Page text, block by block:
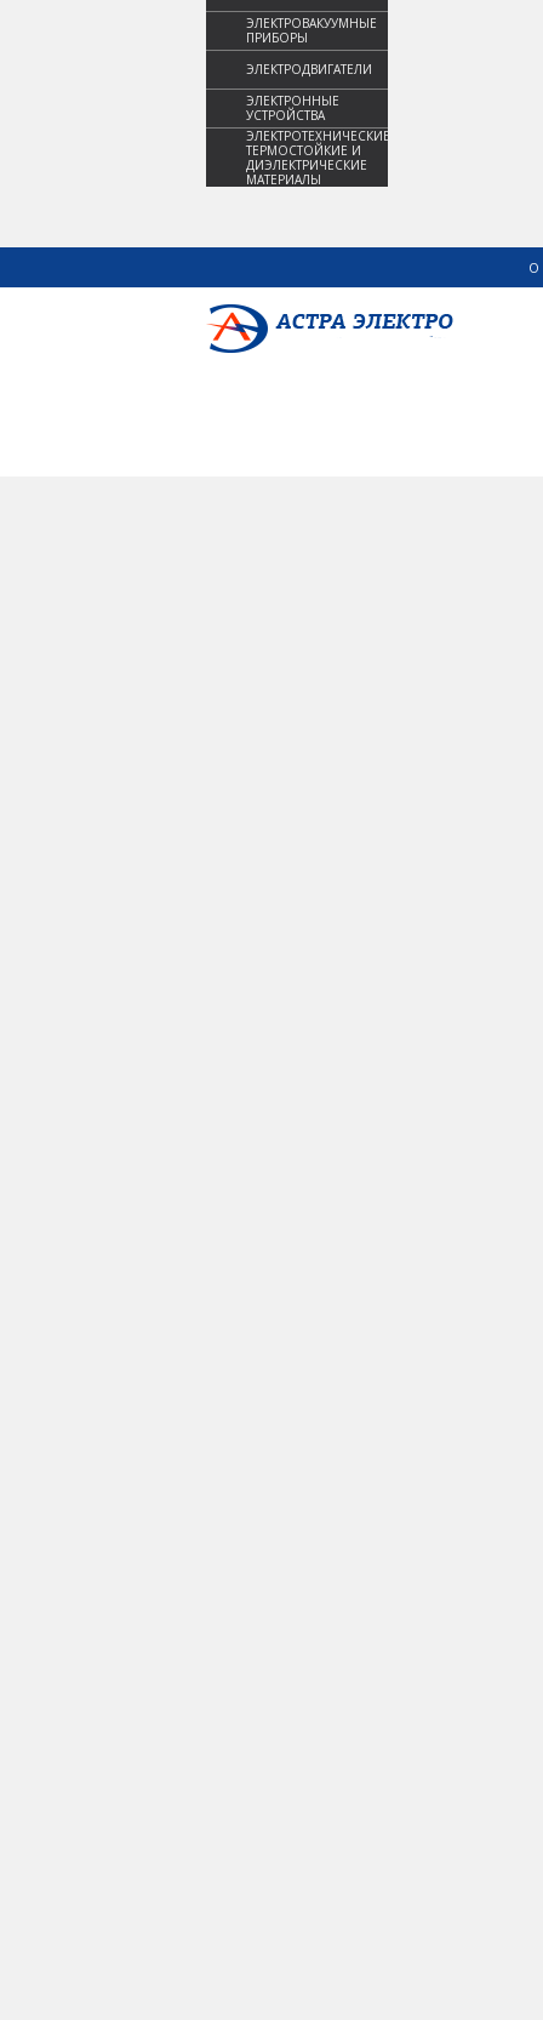
ЭЛЕКТРОВАКУУМНЫЕ
ПРИБОРЫ
ЭЛЕКТРОДВИГАТЕЛИ
ЭЛЕКТРОННЫЕ
УСТРОЙСТВА
ЭЛЕКТРОТЕХНИЧЕСКИЕ,
ТЕРМОСТОЙКИЕ И
ДИЭЛЕКТРИЧЕСКИЕ
МАТЕРИАЛЫ